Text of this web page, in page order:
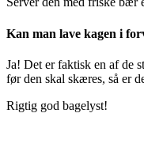
Kan man lave kagen i
Ja! Det er faktisk en af de
før den skal skæres, så er
Rigtig god bagelyst!